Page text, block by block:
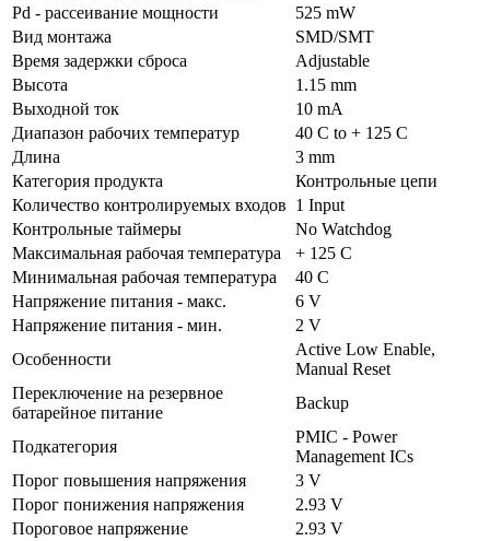
Pd - рассеивание мощности
525 mW
Вид монтажа
SMD/SMT
Время задержки сброса
Adjustable
Высота
1.15 mm
Выходной ток
10 mA
Диапазон рабочих температур
40 C to + 125 C
Длина
3 mm
Категория продукта
Контрольные цепи
Количество контролируемых входов 1 Input
Контрольные таймеры
No Watchdog
Максимальная рабочая температура
+ 125 C
Минимальная рабочая температура
40 C
Напряжение питания - макс.
6 V
Напряжение питания - мин.
2 V
Особенности
Active Low Enable,
Manual Reset
Переключение на резервное
батарейное питание
Backup
Подкатегория
PMIC - Power
Management ICs
Порог повышения напряжения
3 V
Порог понижения напряжения
2.93 V
Пороговое напряжение
2.93 V